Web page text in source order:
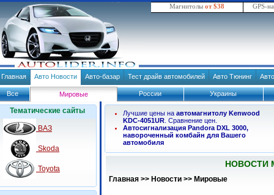
Магнитолы от $38 GPS-
Главная Авто Новости Авто-базар Тест драйв автомобилей Авто Тюнинг
Все Мировые России Украины
Тематические сайты
ВАЗ
Skoda
Toyota
Лучшие цены на автомагнитолу Kenwood
KDC-4051UR . Сравнение цен.
Автосигнализация Pandora DXL 3000,
навороченный комбайн для Вашего
автомобиля
НОВОСТИ
Главная >> Новости >> Мировые